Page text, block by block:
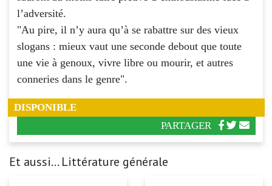
l’adversité.
"Au pire, il n’y aura qu’à se rabattre sur des vieux
slogans : mieux vaut une seconde debout que toute
une vie à genoux, vivre libre ou mourir, et autres
conneries dans le genre".
DISPONIBLE
PARTAGER
Et aussi... Littérature générale